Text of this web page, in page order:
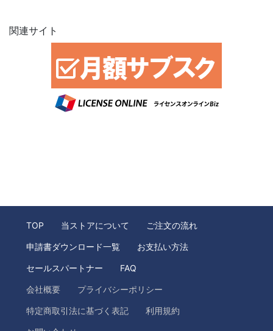
関連サイト
TOP 当ストアについて ご注文の流れ
申請書ダウンロード一覧 お支払い方法
セールスパートナー FAQ
会社概要 プライバシーポリシー
特定商取引法に基づく表記 利用規約